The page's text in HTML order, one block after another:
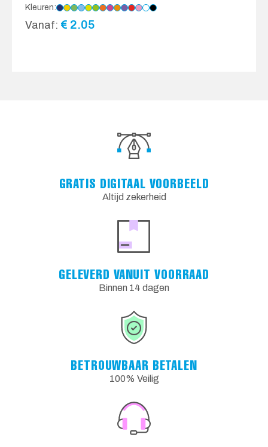
Kleuren:
Vanaf: € 2.05
GRATIS DIGITAAL VOORBEELD
Altijd zekerheid
GELEVERD VANUIT VOORRAAD
Binnen 14 dagen
BETROUWBAAR BETALEN
100% Veilig